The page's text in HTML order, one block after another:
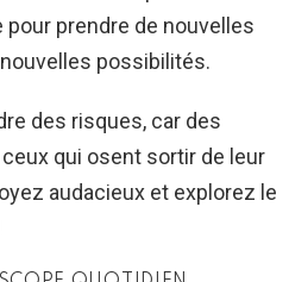
prendre de nouvelles
possibilités.
des risques, car des
qui osent sortir de leur
audacieux et explorez le